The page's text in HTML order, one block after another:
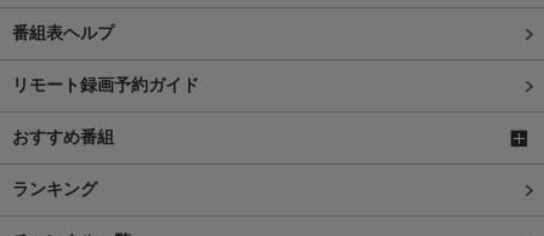
番組表ヘルプ
リモート録画予約ガイド
おすすめ番組
ランキング